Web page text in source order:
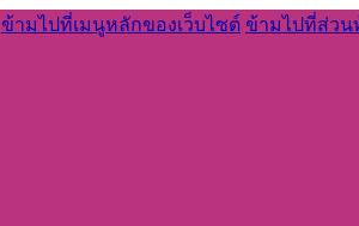
ข้ามไปที่เมนูหลักของเว็บไซต์ ข้ามไปที่ส่วน